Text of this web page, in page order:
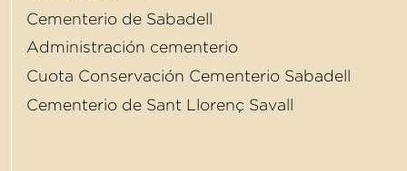
Cementerio de Sabadell
Administración cementerio
Cuota Conservación Cementerio Sabadell
Cementerio de Sant Llorenç Savall